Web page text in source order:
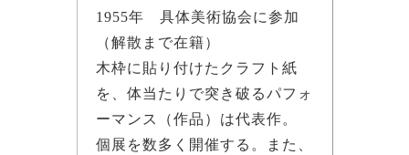
1955年 具体美術協会に参加
（解散まで在籍）
木枠に貼り付けたクラフト紙
を、体当たりで突き破るパフォ
ーマンス（作品）は代表作。
個展を数多く開催する。また、